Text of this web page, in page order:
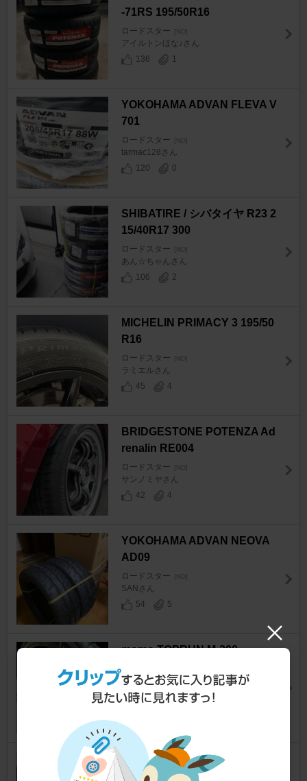
-71RS 195/50R16
ロードスター [ND]
アイルトンほな♪さん
136
1
YOKOHAMA ADVAN FLEVA V
701
ロードスター [ND]
tarmac128さん
120
0
SHIBATIRE / シバタイヤ R23 2
15/40R17 300
ロードスター [ND]
あん☆ちゃんさん
106
2
MICHELIN PRIMACY 3 195/50
R16
ロードスター [ND]
ラミエルさん
45
4
BRIDGESTONE POTENZA Ad
renalin RE004
ロードスター [ND]
サンノミヤさん
42
4
YOKOHAMA ADVAN NEOVA
AD09
ロードスター [ND]
SANさん
54
5
momo TOPRUN M-300
ロードスター
ホリカワさん
64
7
YOKOHAMA ADVAN FLEVA V
701 195/50R16